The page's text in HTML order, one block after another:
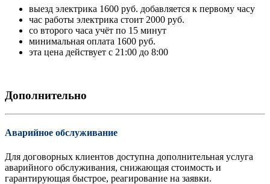
выезд электрика 1600 руб. добавляется к первому часу
час работы электрика стоит 2000 руб.
со второго часа учёт по 15 минут
минимальная оплата 1600 руб.
эта цена действует с 21:00 до 8:00
Дополнительно
Аварийное обслуживание
Для договорных клиентов доступна дополнительная услуга
аварийного обслуживания, снижающая стоимость и
гарантирующая быстрое, реагирование на заявки.